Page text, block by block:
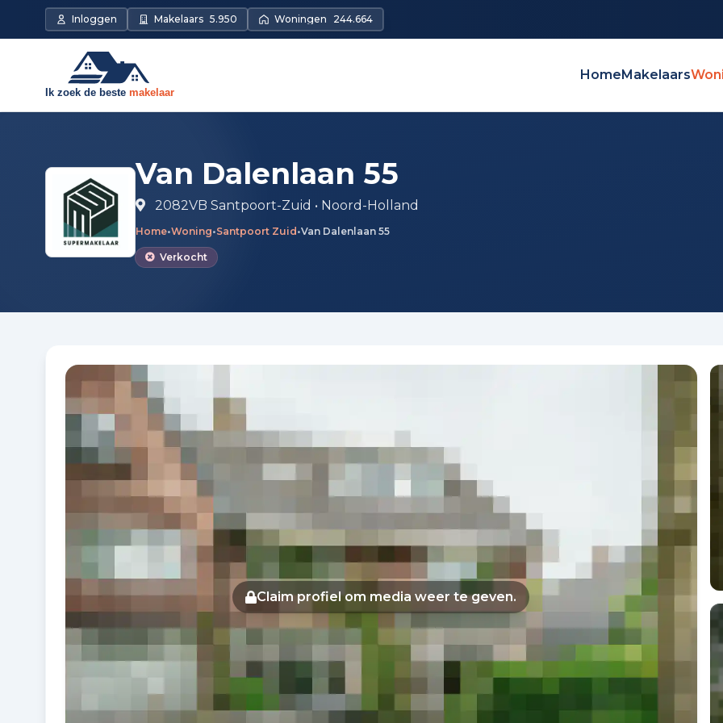
Direct naar de inhoud
Inloggen Makelaars 5.950 Woningen 244.664
HomeMakelaars
Van Dalenlaan 55
2082VB Santpoort-Zuid • Noord-Holland
Home•Woning•Santpoort Zuid •Van Dalenlaan 55
Verkocht
Fotogalerij
Claim profiel om media weer te geven.